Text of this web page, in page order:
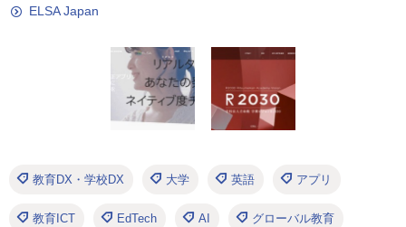
ELSA Japan
教育DX・学校DX 大学 英語 アプリ
教育ICT EdTech AI グローバル教育